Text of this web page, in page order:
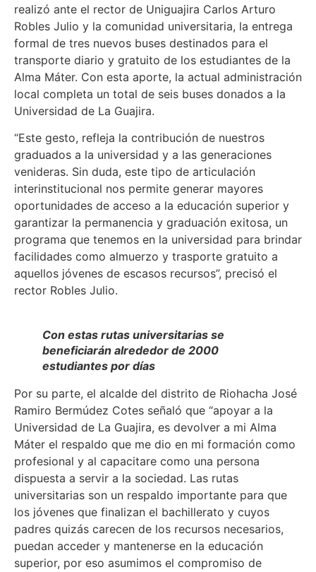
realizó ante el rector de Uniguajira Carlos Arturo
Robles Julio y la comunidad universitaria, la entrega
formal de tres nuevos buses destinados para el
transporte diario y gratuito de los estudiantes de la
Alma Máter. Con esta aporte, la actual administración
local completa un total de seis buses donados a la
Universidad de La Guajira.
“Este gesto, refleja la contribución de nuestros
graduados a la universidad y a las generaciones
venideras. Sin duda, este tipo de articulación
interinstitucional nos permite generar mayores
oportunidades de acceso a la educación superior y
garantizar la permanencia y graduación exitosa, un
programa que tenemos en la universidad para brindar
facilidades como almuerzo y trasporte gratuito a
aquellos jóvenes de escasos recursos”, precisó el
rector Robles Julio.
Con estas rutas universitarias se
beneficiarán alrededor de 2000
estudiantes por días
Por su parte, el alcalde del distrito de Riohacha José
Ramiro Bermúdez Cotes señaló que “apoyar a la
Universidad de La Guajira, es devolver a mi Alma
Máter el respaldo que me dio en mi formación como
profesional y al capacitare como una persona
dispuesta a servir a la sociedad. Las rutas
universitarias son un respaldo importante para que
los jóvenes que finalizan el bachillerato y cuyos
padres quizás carecen de los recursos necesarios,
puedan acceder y mantenerse en la educación
superior, por eso asumimos el compromiso de